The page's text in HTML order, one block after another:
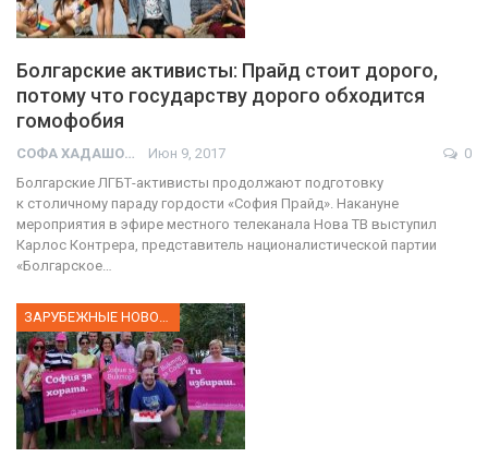
Болгарские активисты: Прайд стоит дорого,
потому что государству дорого обходится
гомофобия
СОФА ХАДАШОТ Июн 9, 2017
0
Болгарские ЛГБТ-активисты продолжают подготовку
к столичному параду гордости «София Прайд». Накануне
мероприятия в эфире местного телеканала Нова ТВ выступил
Карлос Контрера, представитель националистической партии
«Болгарское…
ЗАРУБЕЖНЫЕ НОВОСТИ